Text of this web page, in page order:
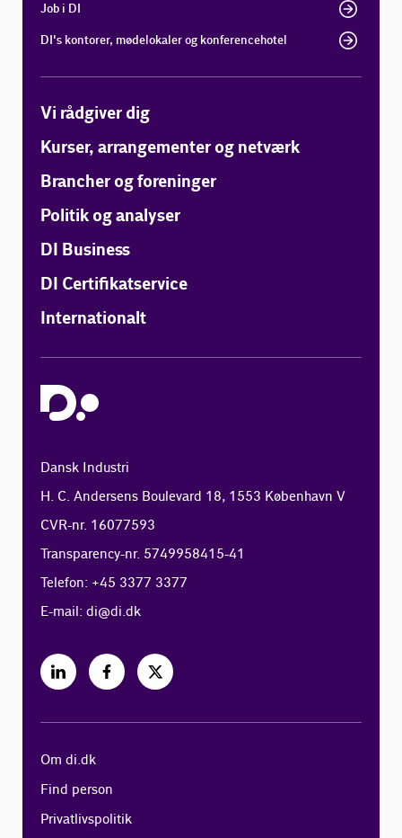
Job i DI
DI's kontorer, mødelokaler og konferencehotel
Vi rådgiver dig
Kurser, arrangementer og netværk
Brancher og foreninger
Politik og analyser
DI Business
DI Certifikatservice
Internationalt
Dansk Industri
H. C. Andersens Boulevard 18, 1553 København V
CVR-nr. 16077593
Transparency-nr. 5749958415-41
Telefon: +45 3377 3377
E-mail:di@di.dk
Om di.dk
Find person
Privatlivspolitik